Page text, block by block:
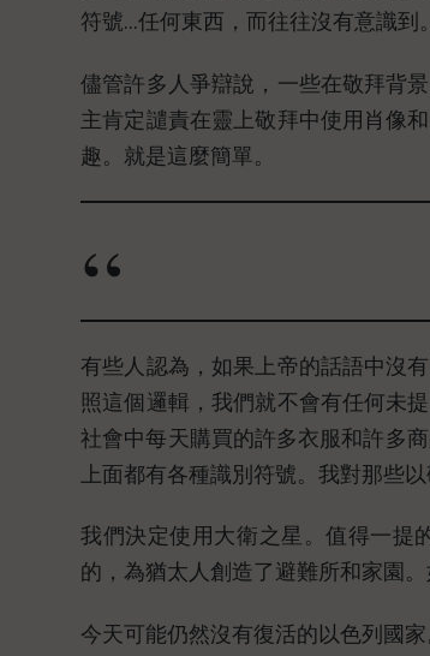
符號…任何東西，而往往沒有意識到
儘管許多人爭辯說，一些在敬拜背
主肯定譴責在靈上敬拜中使用肖像
趣。就是這麼簡單。
有些人認為，如果上帝的話語中沒
照這個邏輯，我們就不會有任何未
社會中每天購買的許多衣服和許多
上面都有各種識別符號。我對那些
我們決定使用大衛之星。值得一提
的，為猶太人創造了避難所和家園
今天可能仍然沒有復活的以色列國